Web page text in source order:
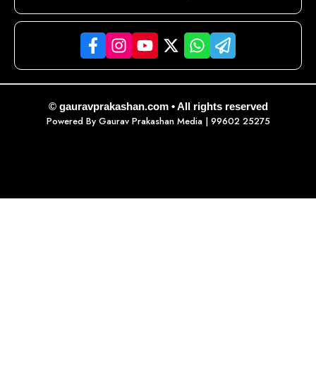
© gauravprakashan.com • All rights reserved
Powered By Gaurav Prakashan Media| 99602 25275